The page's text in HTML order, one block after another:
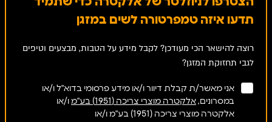
תדעו איזה טמפרטורה לשים במזגן
רוצה להישאר הכי מעודכן? לקבל מידע על הטבות, מבצעים וטיפים
לגבי תחזוקת המזגן?
אני מאשר/ת קבלת דיוור ו/או מידע פרסומי בדוא"ל ו/או
במסרונים, אלקטרה מוצרי צריכה (1951) בע"מ
ו/או
אלקטרה מוצרי צריכה (1951) בע"מ ו/או